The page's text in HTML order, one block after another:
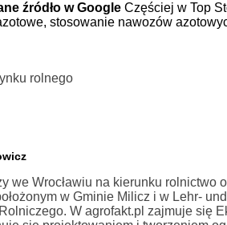
źródło w Google Częściej w Top
stosowanie nawozów
rolnego
we Wrocławiu na kierunku
w Gminie Milicz i w Lehr-
W agrofakt.pl zajmuje się